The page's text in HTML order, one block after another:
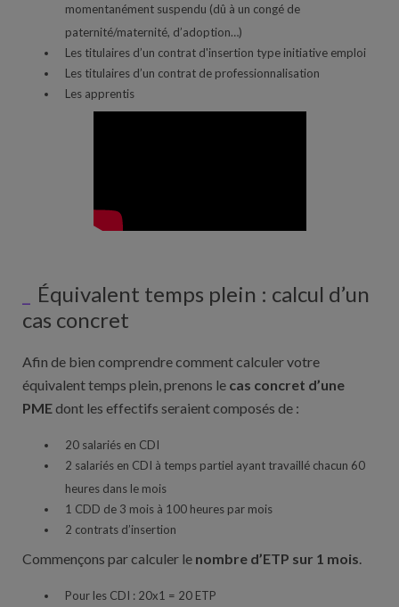
momentanément suspendu (dû à un congé de
paternité/maternité, d’adoption…)
Les titulaires d’un contrat d'insertion type initiative emploi
Les titulaires d’un contrat de professionnalisation
Les apprentis
Équivalent temps plein : calcul d’un
cas concret
Afin de bien comprendre comment calculer votre
équivalent temps plein, prenons le cas concret d’une
PMEdont les effectifs seraient composés de :
20 salariés en CDI
2 salariés en CDI à temps partiel ayant travaillé chacun 60
heures dans le mois
1 CDD de 3 mois à 100 heures par mois
2 contrats d’insertion
Commençons par calculer le nombre d’ETP sur 1 mois.
Pour les CDI : 20x1 = 20 ETP